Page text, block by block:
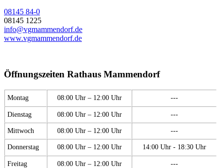
08145 84-0
08145 1225
info@vgmammendorf.de
www.vgmammendorf.de
Öffnungszeiten Rathaus Mammendorf
Montag 08:00 Uhr – 12:00 Uhr ---
Dienstag 08:00 Uhr – 12:00 Uhr ---
Mittwoch 08:00 Uhr – 12:00 Uhr ---
Donnerstag 08:00 Uhr – 12:00 Uhr 14:00 Uhr - 18:30 Uhr
Freitag 08:00 Uhr – 12:00 Uhr ---